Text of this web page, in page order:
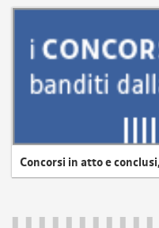
Concorsi in atto e